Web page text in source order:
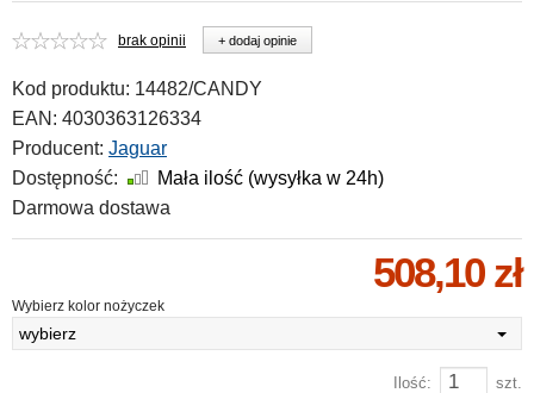
brak opinii + dodaj opinie
Kod produktu: 14482/CANDY
EAN: 4030363126334
Producent: Jaguar
Dostępność:
Mała ilość (wysyłka w 24h)
Darmowa dostawa
508,10 zł
Wybierz kolor nożyczek
wybierz
Ilość: szt.